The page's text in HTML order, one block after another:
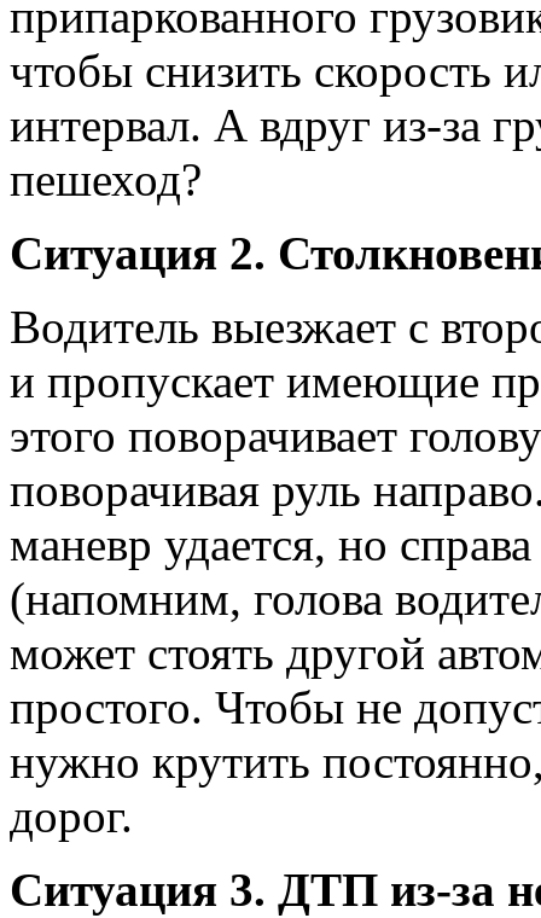
припаркованного
чтобы снизить скорость
интервал. А вдруг из-за
пешеход?
Ситуация 2.
Водитель выезжает с
и пропускает имеющие
этого поворачивает
поворачивая руль
маневр удается, но
(напомним, голова
может стоять другой
простого. Чтобы не
нужно крутить
дорог.
Ситуация 3. ДТП из-за